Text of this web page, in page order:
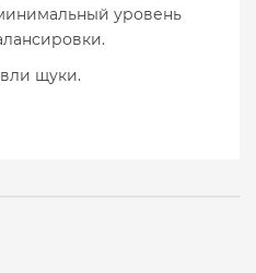
уровень
щуки.